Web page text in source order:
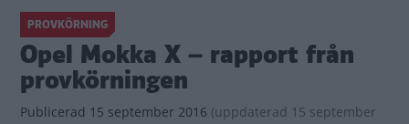
PROVKÖRNING
Opel Mokka X – rapport från
provkörningen
Publicerad 15 september 2016 (uppdaterad 15 september